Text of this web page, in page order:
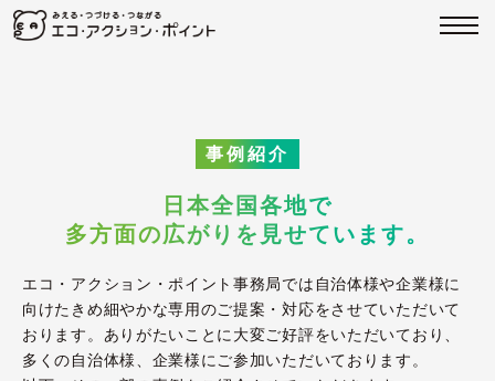
事例紹介
日本全国各地で
多方面の広がりを見せています。
エコ・アクション・ポイント事務局では自治体様や企業様に
向けたきめ細やかな専用のご提案・対応をさせていただいて
おります。ありがたいことに大変ご好評をいただいており、
多くの自治体様、企業様にご参加いただいております。